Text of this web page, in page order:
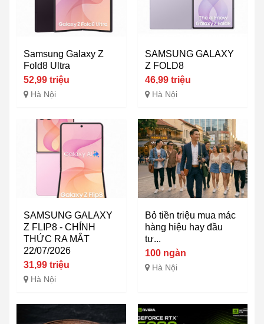
Samsung Galaxy Z
Fold8 Ultra
52,99 triệu
Hà Nội
SAMSUNG GALAXY
Z FOLD8
46,99 triệu
Hà Nội
SAMSUNG GALAXY
Z FLIP8 - CHÍNH
THỨC RA MẮT
22/07/2026
31,99 triệu
Hà Nội
Bỏ tiền triệu mua mác
hàng hiệu hay đầu
tư...
100 ngàn
Hà Nội